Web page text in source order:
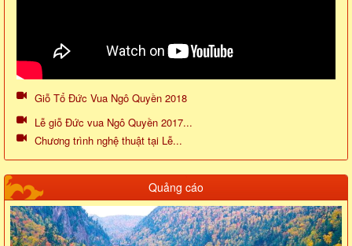
Giỗ Tổ Đức Vua Ngô Quyền 2018
Lễ giỗ Đức vua Ngô Quyền 2017...
Chương trình nghệ thuật tại Lễ...
Quảng cáo